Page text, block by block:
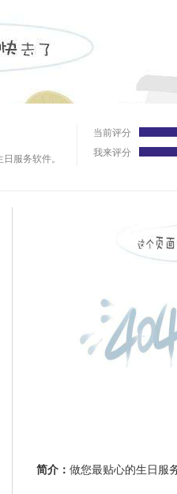
服务软件。
当前评分
我来评分
简介： 做您最贴心的生日服